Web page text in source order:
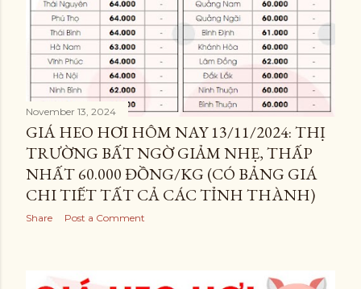
November 13, 2024
GIÁ HEO HƠI HÔM NAY 13/11/2024: THỊ
TRƯỜNG BẤT NGỜ GIẢM NHẸ, THẤP
NHẤT 60.000 ĐỒNG/KG (CÓ BẢNG GIÁ
CHI TIẾT TẤT CẢ CÁC TỈNH THÀNH)
Share Post a Comment